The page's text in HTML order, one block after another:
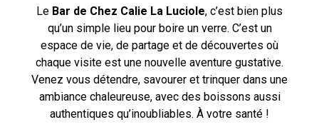
Le Bar de Chez Calie La Luciole, c’est bien plus
qu’un simple lieu pour boire un verre. C’est un
espace de vie, de partage et de découvertes où
chaque visite est une nouvelle aventure gustative.
Venez vous détendre, savourer et trinquer dans une
ambiance chaleureuse, avec des boissons aussi
authentiques qu’inoubliables. À votre santé !